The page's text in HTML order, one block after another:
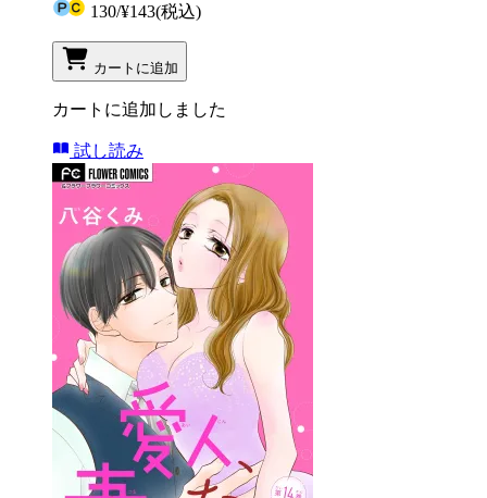
130/¥143(税込)
カートに追加
カートに追加しました
試し読み